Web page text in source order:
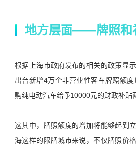
地方层面——牌照和
根据上海市政府发布的相关的政策显
出台新增4万个非营业性客车牌照额
购纯电动汽车给予10000元的财政补贴
这其中，牌照额度的增加将能够起到
海这样的限牌城市来说，不仅牌照价